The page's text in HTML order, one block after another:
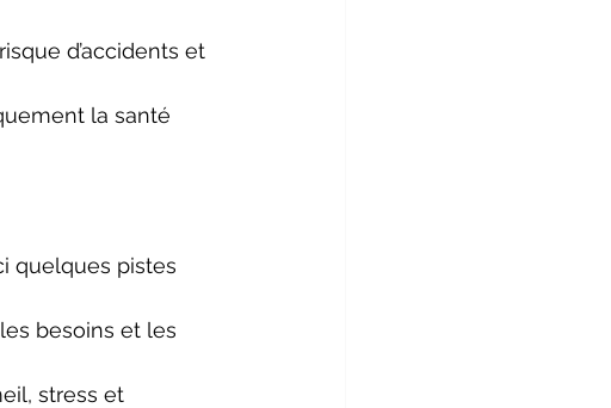
d’accidents et
la santé
quelques pistes
besoins et les
stress et